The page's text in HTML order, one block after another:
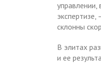
склонны
В элитах
и ее